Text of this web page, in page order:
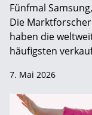
Fünfmal
Die
haben die
häufigsten
7. Mai 2026